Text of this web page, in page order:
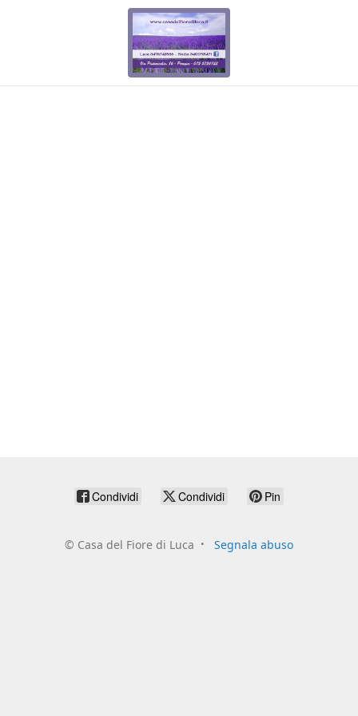
Condividi Condividi Pin
© Casa del Fiore di Luca Segnala abuso